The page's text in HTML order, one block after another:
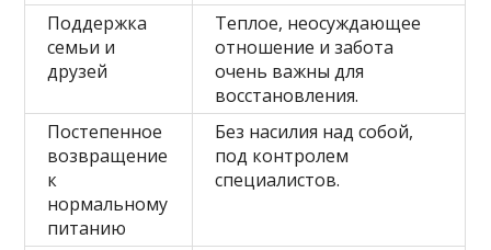
Поддержка
семьи и
друзей
Теплое, неосуждающее
отношение и забота
очень важны для
восстановления.
Постепенное
возвращение
к
нормальному
питанию
Без насилия над собой,
под контролем
специалистов.